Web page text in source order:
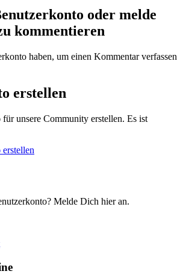
oder melde
kommentieren
haben, um einen Kommentar verfassen
erstellen
unsere Community erstellen. Es ist
Melde Dich hier an.